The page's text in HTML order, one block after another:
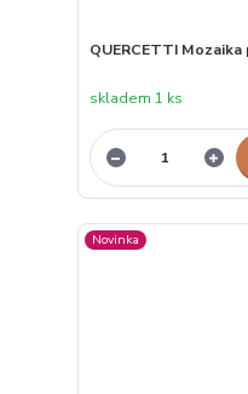
QUERCETTI
skladem 1 ks
Novinka